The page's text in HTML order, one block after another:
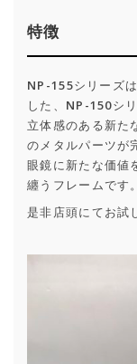
特徴
NP-155シリーズ
した、NP-150シ
立体感のある新た
のメタルパーツが
眼鏡に新たな価値
纏うフレームです。
是非店頭にてお試